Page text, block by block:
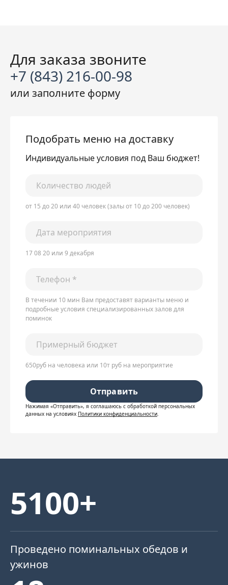
Для заказа звоните
+7 (843) 216-00-98
или заполните форму
Подобрать меню на доставку
Индивидуальные условия под Ваш бюджет!
от 15 до 20 или 40 человек (залы от 10 до 200 человек)
17 08 20 или 9 декабря
В течении 10 мин Вам предоставят варианты меню и
подробные условия специализированных залов для
поминок
650руб на человека или 10т руб на мероприятие
Отправить
Нажимая «Отправить», я соглашаюсь c обработкой персональных
данных на условиях Политики конфиденциальности.
5100+
Проведено поминальных обедов и
ужинов